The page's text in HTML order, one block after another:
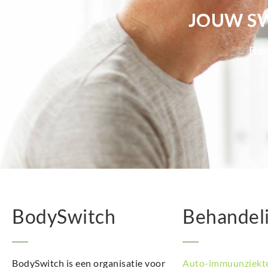
JOUW
BodySwitch
BodySwitch is een organisatie voor
Auto-